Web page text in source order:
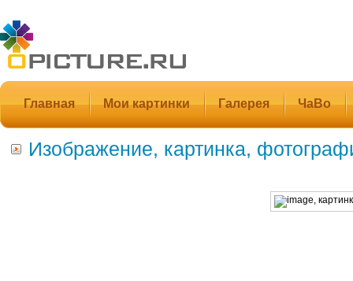
Главная Мои картинки Галерея ЧаВо
Изображение, картинка,